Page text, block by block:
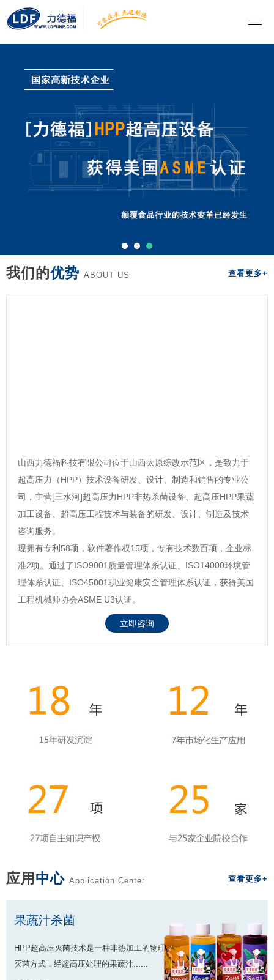
我们的优势 ABOUT US 查看更多+
山西力德福科技有限公司位于山西太原综改示范区，是致力于
超高压力（HPP）技术设备研发、设计、制造和销售的专业公
司，主营[三水河]超高压力HPP非热杀菌设备、超高压HPP果蔬
加工设备、超高压工程技术与装备的研发、设计、制造及技术
咨询服务。
现拥有专利58项，软件著作权15项，专有技术数百项，企业标
准2项。通过了ISO9001质量管理体系认证、ISO14000环境管
理体系认证、ISO45001职业健康安全管理体系认证，获得美国
工程机械师协会ASME U3认证。
立即咨询
应用 中心 Application Center 查看更多+
果蔬汁杀菌
HPP超高压灭菌技术是一种非热加工的物理
灭菌方式，经超高压处理的果蔬汁......